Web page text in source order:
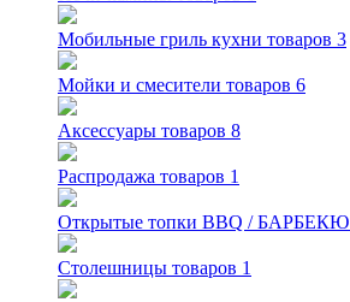
Мобильные гриль кухни товаров 3
Мойки и смесители товаров 6
Аксессуары товаров 8
Распродажа товаров 1
Открытые топки BBQ / БАРБЕКЮ
Столешницы товаров 1